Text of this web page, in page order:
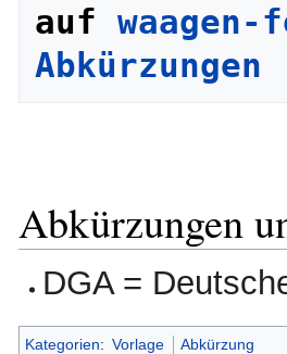
auf waagen-
Abkürzungen
Abkürzungen
DGA =
Kategorien: Vorlage Abkürzung